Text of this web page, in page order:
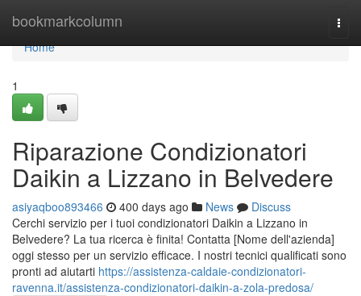
bookmarkcolumn
Home
Home
1
Riparazione Condizionatori
Daikin a Lizzano in Belvedere
asiyaqboo893466 400 days ago News
Discuss
Cerchi servizio per i tuoi condizionatori Daikin a Lizzano in
Belvedere? La tua ricerca è finita! Contatta [Nome dell'azienda]
oggi stesso per un servizio efficace. I nostri tecnici qualificati sono
pronti ad aiutarti https://assistenza-caldaie-condizionatori-
ravenna.it/assistenza-condizionatori-daikin-a-zola-predosa/